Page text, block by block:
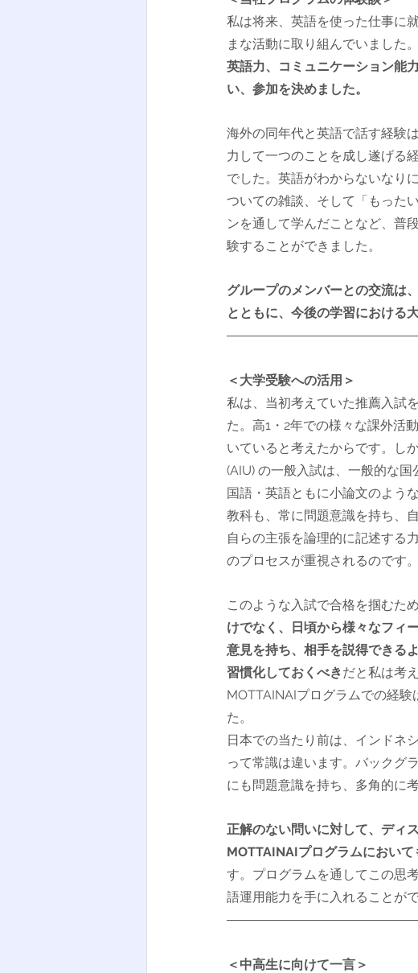
私は将来、英語を使った仕事に
まな活動に取り組んでいました。
英語力、コミュニケーション能
い、参加を決めました。
海外の同年代と英語で話す経験
力して一つのことを成し遂げる
でした。英語がわからないなり
ついての雑談、そして「もった
ンを通して学んだことなど、普
験することができました。
グループのメンバーとの交流は
とともに、今後の学習における
＜大学受験への活用＞
私は、当初考えていた推薦入試
た。高1・2年での様々な課外活
いていると考えたからです。し
(AIU) の一般入試は、一般的な国
国語・英語ともに小論文のよう
教科も、常に問題意識を持ち、
自らの主張を論理的に記述する
のプロセスが重視されるのです。
このような入試で合格を掴むため
けでなく、日頃から様々なフィ
意見を持ち、相手を説得できる
習慣化しておくべきだと私は考
MOTTAINAIプログラムでの経
た。
日本での当たり前は、インドネ
って常識は違います。バックグ
にも問題意識を持ち、多角的に
正解のない問いに対して、ディ
MOTTAINAIプログラムにおい
す。プログラムを通してこの思
語運用能力を手に入れることがで
＜中高生に向けて一言＞